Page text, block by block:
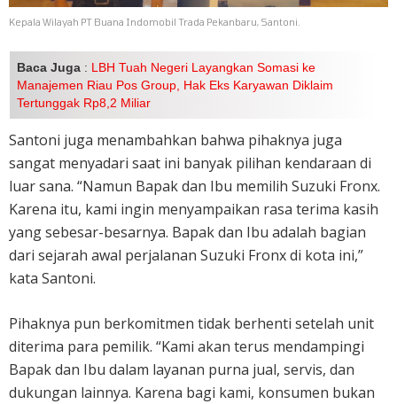
Kepala Wilayah PT Buana Indomobil Trada Pekanbaru, Santoni.
Baca Juga : LBH Tuah Negeri Layangkan Somasi ke
Manajemen Riau Pos Group, Hak Eks Karyawan Diklaim
Tertunggak Rp8,2 Miliar
Santoni juga menambahkan bahwa pihaknya juga
sangat menyadari saat ini banyak pilihan kendaraan di
luar sana. “Namun Bapak dan Ibu memilih Suzuki Fronx.
Karena itu, kami ingin menyampaikan rasa terima kasih
yang sebesar-besarnya. Bapak dan Ibu adalah bagian
dari sejarah awal perjalanan Suzuki Fronx di kota ini,”
kata Santoni.
Pihaknya pun berkomitmen tidak berhenti setelah unit
diterima para pemilik. “Kami akan terus mendampingi
Bapak dan Ibu dalam layanan purna jual, servis, dan
dukungan lainnya. Karena bagi kami, konsumen bukan